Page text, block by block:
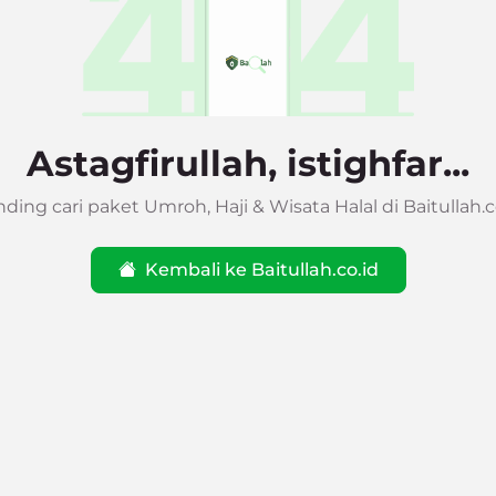
Astagfirullah, istighfar...
cari paket Umroh, Haji & Wisata Halal di
Kembali ke Baitullah.co.id